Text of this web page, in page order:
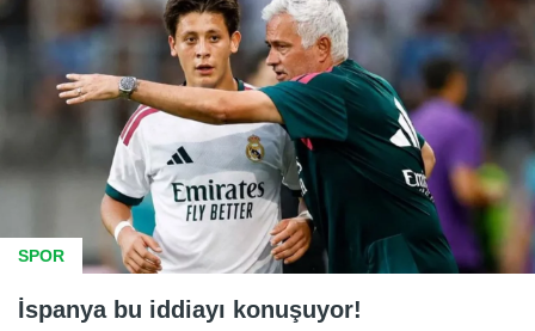
SPOR
İspanya bu iddiayı konuşuyor!